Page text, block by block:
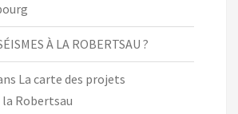
À LA ROBERTSAU ?
La carte des projets
Robertsau